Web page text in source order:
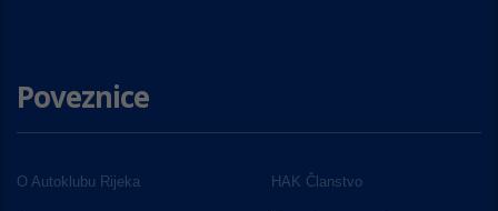
Poveznice
O Autoklubu Rijeka HAK Članstvo